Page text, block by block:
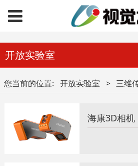
开放实验室
您当前的位置: 开放实验室 > 三维
海康3D相机